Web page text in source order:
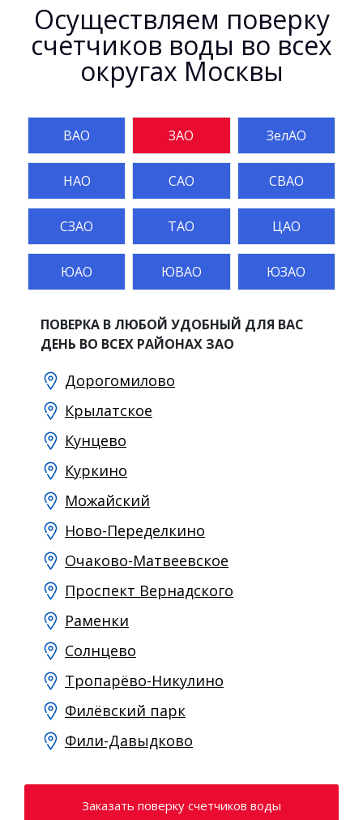
Осуществляем поверку
счетчиков воды во всех
округах Москвы
ВАО ЗАО ЗелАО
НАО САО СВАО
СЗАО ТАО ЦАО
ЮАО ЮВАО ЮЗАО
ПОВЕРКА В ЛЮБОЙ УДОБНЫЙ ДЛЯ ВАС
ДЕНЬ ВО ВСЕХ РАЙОНАХ ЗАО
Дорогомилово
Крылатское
Кунцево
Куркино
Можайский
Ново-Переделкино
Очаково-Матвеевское
Проспект Вернадского
Раменки
Солнцево
Тропарёво-Никулино
Филёвский парк
Фили-Давыдково
Заказать поверку счетчиков воды